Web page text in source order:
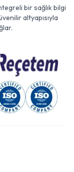
bir sağlık bilgi
altyapısıyla